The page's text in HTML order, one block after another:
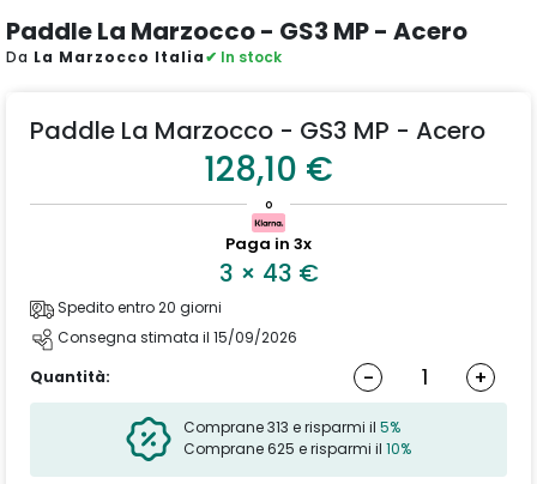
Paddle La Marzocco - GS3 MP - Acero
Da La Marzocco Italia✔ In stock
Paddle La Marzocco - GS3 MP - Acero
128,10 €
o
Paga in 3x
3 × 43 €
Spedito entro 20 giorni
Consegna stimata il 15/09/2026
Quantità:
- +
Comprane 313 e risparmi il 5%
Comprane 625 e risparmi il 10%